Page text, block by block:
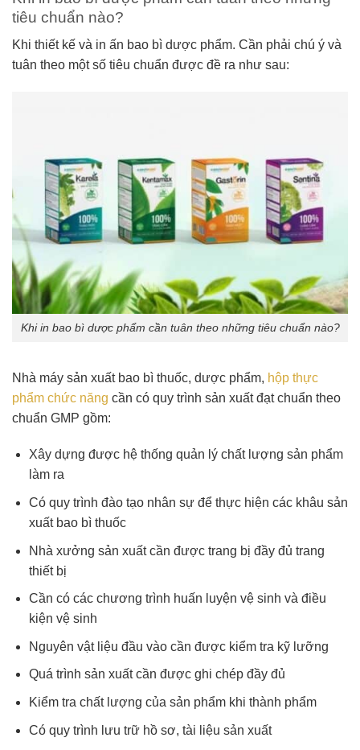
tiêu chuẩn nào?
Khi thiết kế và in ấn bao bì dược phẩm. Cần phải chú ý và
tuân theo một số tiêu chuẩn được đề ra như sau:
Khi in bao bì dược phẩm cần tuân theo những tiêu chuẩn nào?
Nhà máy sản xuất bao bì thuốc, dược phẩm, hộp thực
phẩm chức năng cần có quy trình sản xuất đạt chuẩn theo
chuẩn GMP gồm:
Xây dựng được hệ thống quản lý chất lượng sản phẩm
làm ra
Có quy trình đào tạo nhân sự để thực hiện các khâu sản
xuất bao bì thuốc
Nhà xưởng sản xuất cần được trang bị đầy đủ trang
thiết bị
Cần có các chương trình huấn luyện vệ sinh và điều
kiện vệ sinh
Nguyên vật liệu đầu vào cần được kiểm tra kỹ lưỡng
Quá trình sản xuất cần được ghi chép đầy đủ
Kiểm tra chất lượng của sản phẩm khi thành phẩm
Có quy trình lưu trữ hồ sơ, tài liệu sản xuất